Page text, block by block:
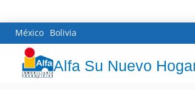
México Bolivia
Alfa Su Nuevo